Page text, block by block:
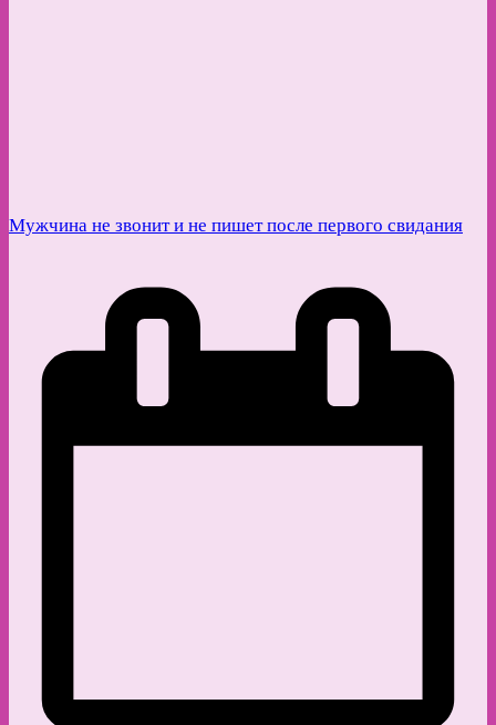
Мужчина не звонит и не пишет после первого свидания